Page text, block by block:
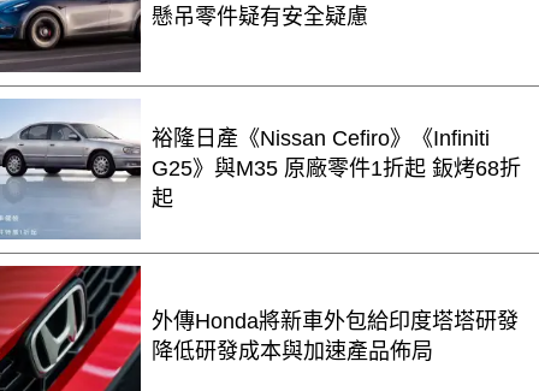
懸吊零件疑有安全疑慮
裕隆日產《Nissan Cefiro》《Infiniti
G25》與M35 原廠零件1折起 鈑烤68折
起
外傳Honda將新車外包給印度塔塔研發
降低研發成本與加速產品佈局